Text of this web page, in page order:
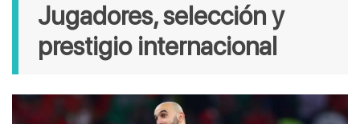
Jugadores, selección y
prestigio internacional